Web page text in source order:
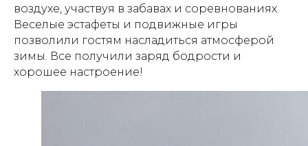
воздухе, участвуя в забавах и соревнованиях.
Веселые эстафеты и подвижные игры
позволили гостям насладиться атмосферой
зимы. Все получили заряд бодрости и
хорошее настроение!